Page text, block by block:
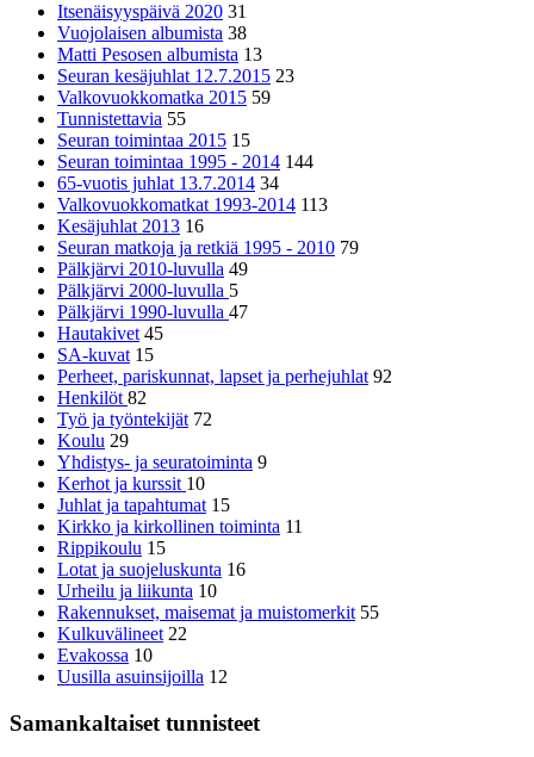
Itsenäisyyspäivä 2020 31
Vuojolaisen albumista 38
Matti Pesosen albumista 13
Seuran kesäjuhlat 12.7.2015 23
Valkovuokkomatka 2015 59
Tunnistettavia 55
Seuran toimintaa 2015 15
Seuran toimintaa 1995 - 2014 144
65-vuotis juhlat 13.7.2014 34
Valkovuokkomatkat 1993-2014 113
Kesäjuhlat 2013 16
Seuran matkoja ja retkiä 1995 - 2010 79
Pälkjärvi 2010-luvulla 49
Pälkjärvi 2000-luvulla 5
Pälkjärvi 1990-luvulla 47
Hautakivet 45
SA-kuvat 15
Perheet, pariskunnat, lapset ja perhejuhlat 92
Henkilöt82
Työ ja työntekijät 72
Koulu 29
Yhdistys- ja seuratoiminta 9
Kerhot ja kurssit 10
Juhlat ja tapahtumat 15
Kirkko ja kirkollinen toiminta 11
Rippikoulu 15
Lotat ja suojeluskunta 16
Urheilu ja liikunta 10
Rakennukset, maisemat ja muistomerkit 55
Kulkuvälineet 22
Evakossa 10
Uusilla asuinsijoilla 12
Samankaltaiset tunnisteet